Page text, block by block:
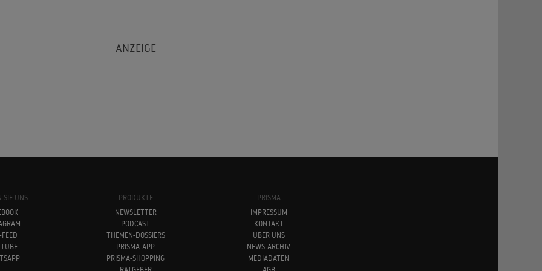
SIE UNS
FEED
PRODUKTE
NEWSLETTER
PODCAST
THEMEN-DOSSIERS
PRISMA-APP
PRISMA-SHOPPING
PRISMA
IMPRESSUM
KONTAKT
ÜBER UNS
NEWS-ARCHIV
MEDIADATEN